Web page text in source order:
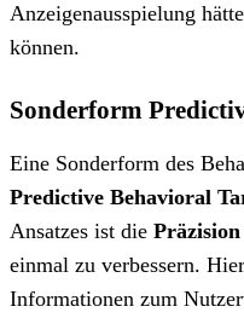
Anzeigenausspielung
können.
Sonderform
Eine Sonderform des
Predictive Behavioral
Ansatzes ist die
einmal zu verbessern.
Informationen zum